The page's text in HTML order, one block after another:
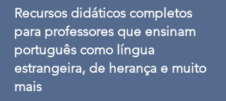
Recursos didáticos completos
para professores que ensinam
português como língua
estrangeira, de herança e muito
mais